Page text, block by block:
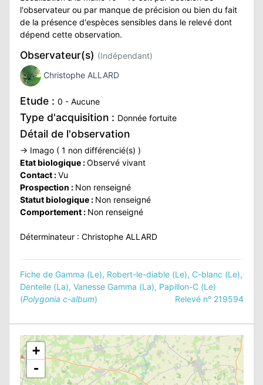
l'observateur ou par manque de précision ou bien du fait
de la présence d'espèces sensibles dans le relevé dont
dépend cette observation.
Observateur(s) (Indépendant)
Christophe ALLARD
Etude : 0 - Aucune
Type d'acquisition : Donnée fortuite
Détail de l'observation
→ Imago ( 1 non différencié(s) )
Etat biologique :Observé vivant
Contact :Vu
Prospection : Non renseigné
Statut biologique : Non renseigné
Comportement : Non renseigné
Déterminateur : Christophe ALLARD
Fiche de Gamma (Le), Robert-le-diable (Le), C-blanc (Le),
Dentelle (La), Vanesse Gamma (La), Papillon-C (Le)
(Polygonia c-album) Relevé n° 219594
+
-